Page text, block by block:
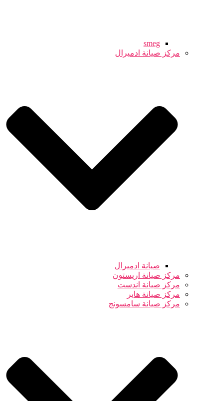
smeg
مركز صيانة ادميرال
صيانة ادميرال
مركز صيانة اريستون
مركز صيانة اندست
مركز صيانة هاير
مركز صيانة سامسونج